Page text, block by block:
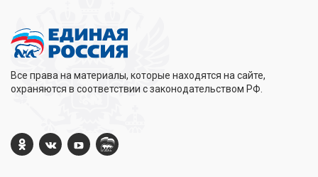
Все права на материалы, которые находятся на сайте,
охраняются в соответствии с законодательством РФ.